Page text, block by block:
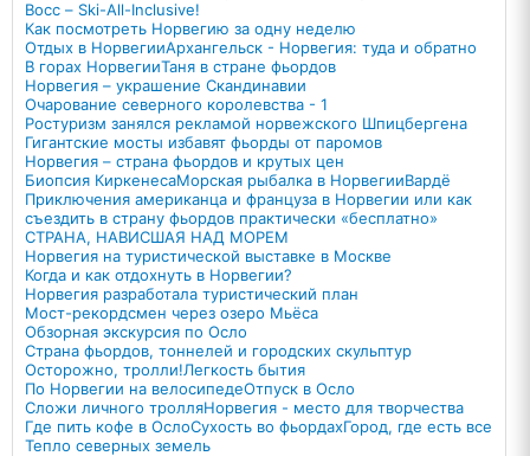
Восс – Ski-All-Inclusive!
Как посмотреть Норвегию за одну неделю
Отдых в НорвегииАрхангельск - Норвегия: туда и обратно
В горах НорвегииТаня в стране фьордов
Норвегия – украшение Скандинавии
Очарование северного королевства - 1
Ростуризм занялся рекламой норвежского Шпицбергена
Гигантские мосты избавят фьорды от паромов
Норвегия – страна фьордов и крутых цен
Биопсия КиркенесаМорская рыбалка в НорвегииВардё
Приключения американца и француза в Норвегии или как
съездить в страну фьордов практически «бесплатно»
СТРАНА, НАВИСШАЯ НАД МОРЕМ
Норвегия на туристической выставке в Москве
Когда и как отдохнуть в Норвегии?
Норвегия разработала туристический план
Мост-рекордсмен через озеро Мьёса
Обзорная экскурсия по Осло
Страна фьордов, тоннелей и городских скульптур
Осторожно, тролли!Легкость бытия
По Норвегии на велосипедеОтпуск в Осло
Сложи личного тролляНорвегия - место для творчества
Где пить кофе в ОслоСухость во фьордахГород, где есть все
Тепло северных земель